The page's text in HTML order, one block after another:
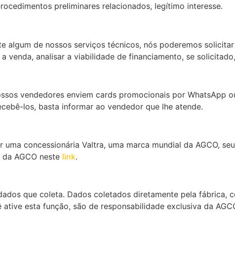
preliminares relacionados, legítimo interesse.
algum de nossos serviços técnicos, nós poderemos
venda, analisar a viabilidade de financiamento, se
vendedores enviem cards promocionais por WhatsApp
los, basta informar ao vendedor que lhe atende.
concessionária Valtra, uma marca mundial da AGCO,
AGCO neste link.
que coleta. Dados coletados diretamente pela
esta função, são de responsabilidade exclusiva da